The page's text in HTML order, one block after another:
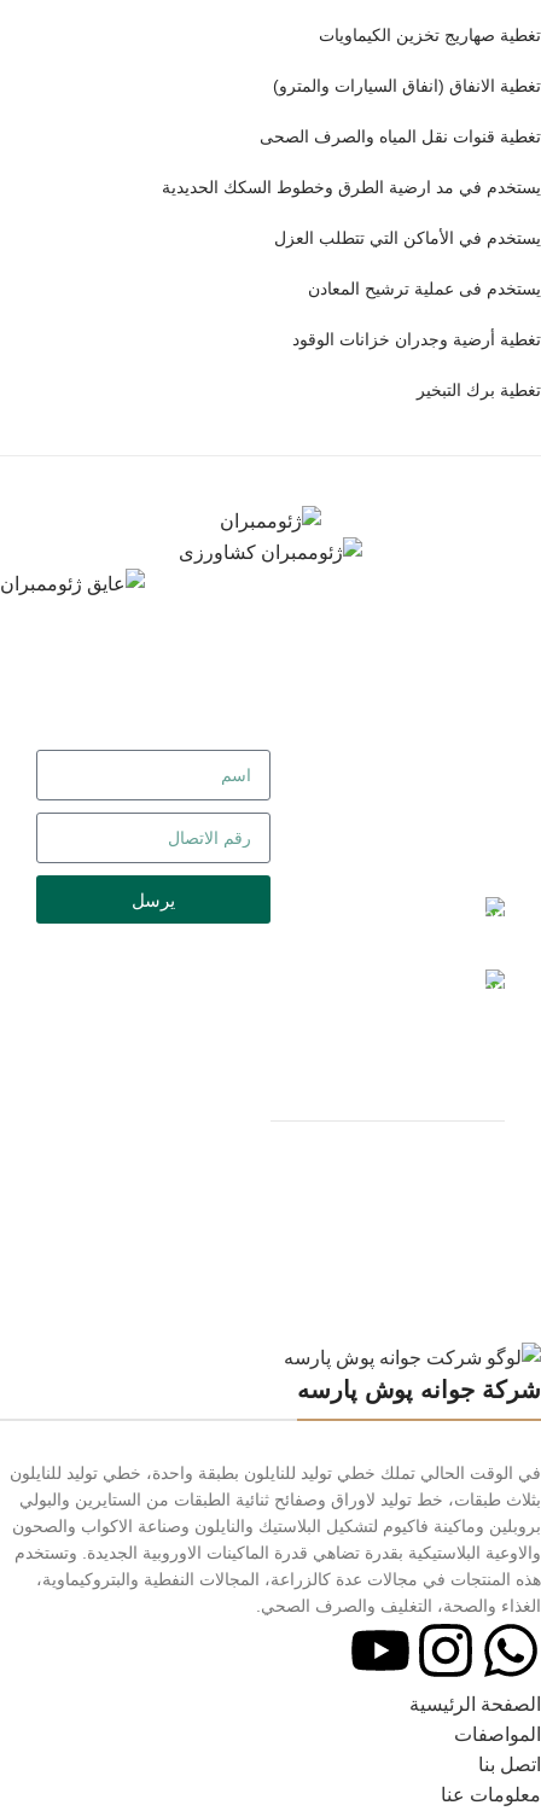
تغطية صهاريج تخزين الكيماويات
تغطية الانفاق (انفاق السيارات والمترو)
تغطية قنوات نقل المياه والصرف الصحى
يستخدم في مد ارضية الطرق وخطوط السكك الحديدية
يستخدم في الأماكن التي تتطلب العزل
يستخدم فى عملية ترشيح المعادن
تغطية أرضية وجدران خزانات الوقود
تغطية برك التبخير
يرسل
شركة جوانه پوش پارسه
في الوقت الحالي تملك خطي توليد للنايلون بطبقة واحدة، خطي توليد للنايلون
بثلاث طبقات، خط توليد لاوراق وصفائح ثنائية الطبقات من الستايرين والبولي
بروبلين وماكينة فاكيوم لتشكيل البلاستيك والنايلون وصناعة الاكواب والصحون
والاوعية البلاستيكية بقدرة تضاهي قدرة الماكينات الاوروبية الجديدة. وتستخدم
هذه المنتجات في مجالات عدة كالزراعة، المجالات النفطية والبتروكيماوية،
الغذاء والصحة، التغليف والصرف الصحي.
الصفحة الرئیسية
المواصفات
اتصل بنا
معلومات عنا